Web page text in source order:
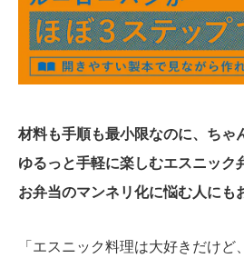
材料も手順も最小限なのに、ちゃ
ゆるっと手軽に楽しむエスニック
お弁当のマンネリ化に悩む人に
「エスニック料理は大好きだけど